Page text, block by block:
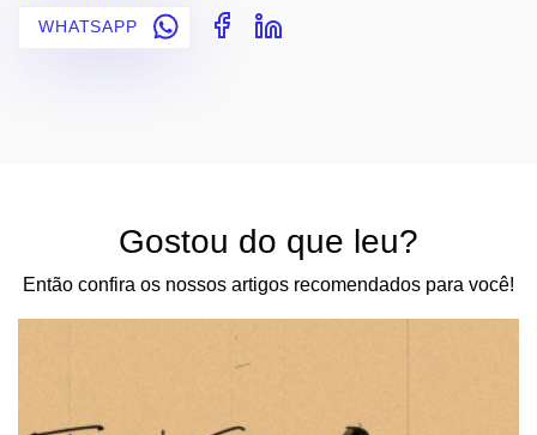
WHATSAPP
Gostou do que leu?
Então confira os nossos artigos recomendados para você!